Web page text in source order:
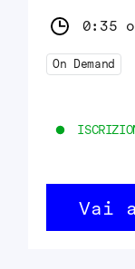
0:35
On Demand
Vai